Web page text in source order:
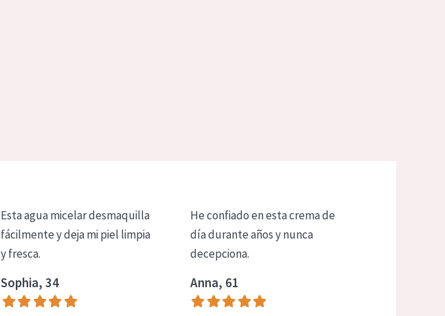
Esta agua micelar desmaquilla
fácilmente y deja mi piel limpia
y fresca.
Sophia, 34
He confiado en esta crema de
día durante años y nunca
decepciona.
Anna, 61